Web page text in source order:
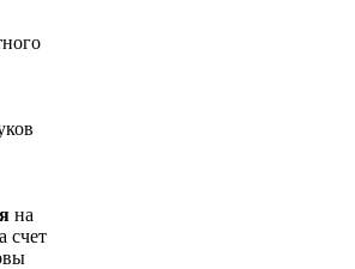
на
счет